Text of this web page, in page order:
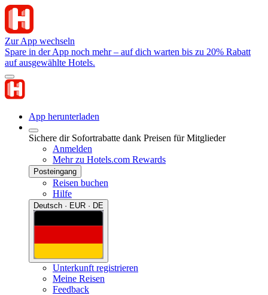
Zur App wechseln
Spare in der App noch mehr – auf dich warten bis zu 20% Rabatt
auf ausgewählte Hotels.
App herunterladen
Sichere dir Sofortrabatte dank Preisen für Mitglieder
Anmelden
Mehr zu Hotels.com Rewards
Posteingang
Reisen buchen
Hilfe
Deutsch · EUR · DE
Unterkunft registrieren
Meine Reisen
Feedback